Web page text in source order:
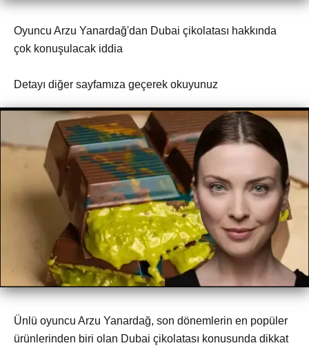
Oyuncu Arzu Yanardağ'dan Dubai çikolatası hakkında
çok konuşulacak iddia
Detayı diğer sayfamıza geçerek okuyunuz
Ünlü oyuncu Arzu Yanardağ, son dönemlerin en popüler
ürünlerinden biri olan Dubai çikolatası konusunda dikkat